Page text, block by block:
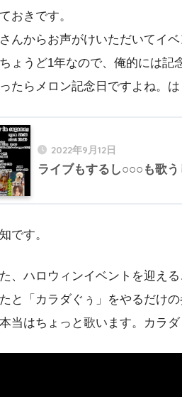
おきです。
んからお声がけいただいてイ
ょうど1年なので、俺的には
たらメロン記念日ですよね。
2022年9月12日
ライブもするし○○○も歌う
です。
、ハロウィンイベントを迎え
と「カラダぐぅ」をやるだけ
当はちょっと歌います。カラ